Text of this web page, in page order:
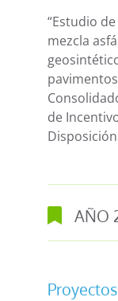
“Estudio
mezcla
de
Disposición
AÑO